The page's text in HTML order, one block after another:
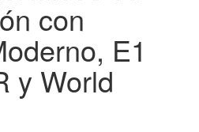
con
E1
y World